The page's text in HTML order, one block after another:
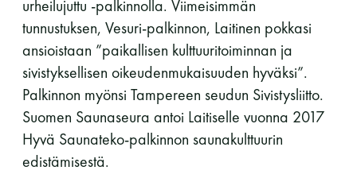
urheilujuttu -palkinnolla. Viimeisimmän
tunnustuksen, Vesuri-palkinnon, Laitinen pokkasi
ansioistaan ”paikallisen kulttuuritoiminnan ja
sivistyksellisen oikeudenmukaisuuden hyväksi”.
Palkinnon myönsi Tampereen seudun Sivistysliitto.
Suomen Saunaseura antoi Laitiselle vuonna 2017
Hyvä Saunateko-palkinnon saunakulttuurin
edistämisestä.